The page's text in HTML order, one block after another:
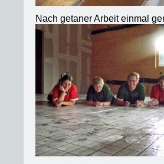
Nach getaner Arbeit einmal